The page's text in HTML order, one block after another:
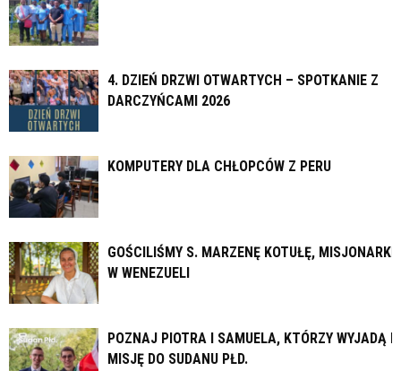
4. DZIEŃ DRZWI OTWARTYCH – SPOTKANIE Z
DARCZYŃCAMI 2026
KOMPUTERY DLA CHŁOPCÓW Z PERU
GOŚCILIŚMY S. MARZENĘ KOTUŁĘ, MISJONARKĘ
W WENEZUELI
POZNAJ PIOTRA I SAMUELA, KTÓRZY WYJADĄ
MISJĘ DO SUDANU PŁD.